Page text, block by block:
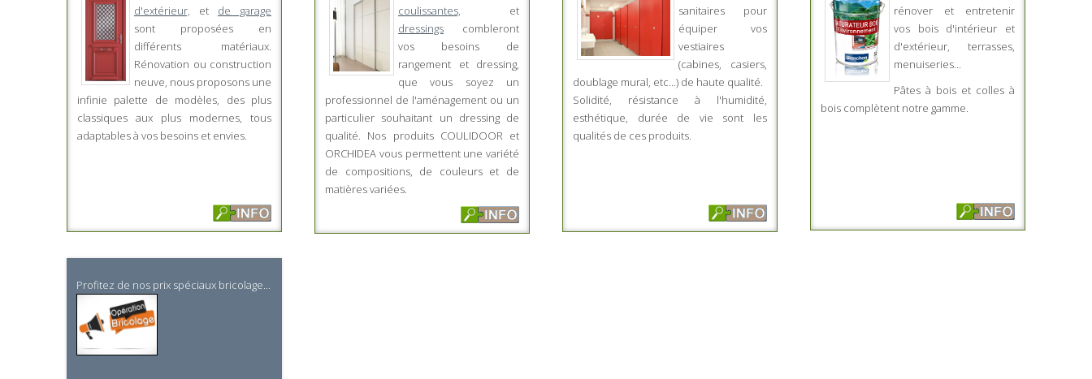
d'extérieur, et de garage
sont proposées en
différents matériaux.
Rénovation ou construction
neuve, nous proposons une
infinie palette de modèles, des plus
classiques aux plus modernes, tous
adaptables à vos besoins et envies.
coulissantes, et
dressings combleront
vos besoins de
rangement et dressing,
que vous soyez un
professionnel de l'aménagement ou un
particulier souhaitant un dressing de
qualité. Nos produits COULIDOOR et
ORCHIDEA vous permettent une variété
de compositions, de couleurs et de
matières variées.
sanitaires pour
équiper vos
vestiaires
(cabines, casiers,
doublage mural, etc...) de haute qualité.
Solidité, résistance à l'humidité,
esthétique, durée de vie sont les
qualités de ces produits.
rénover et entretenir
vos bois d'intérieur et
d'extérieur, terrasses,
menuiseries...
Pâtes à bois et colles à
bois complètent notre gamme.
Profitez de nos prix spéciaux bricolage...